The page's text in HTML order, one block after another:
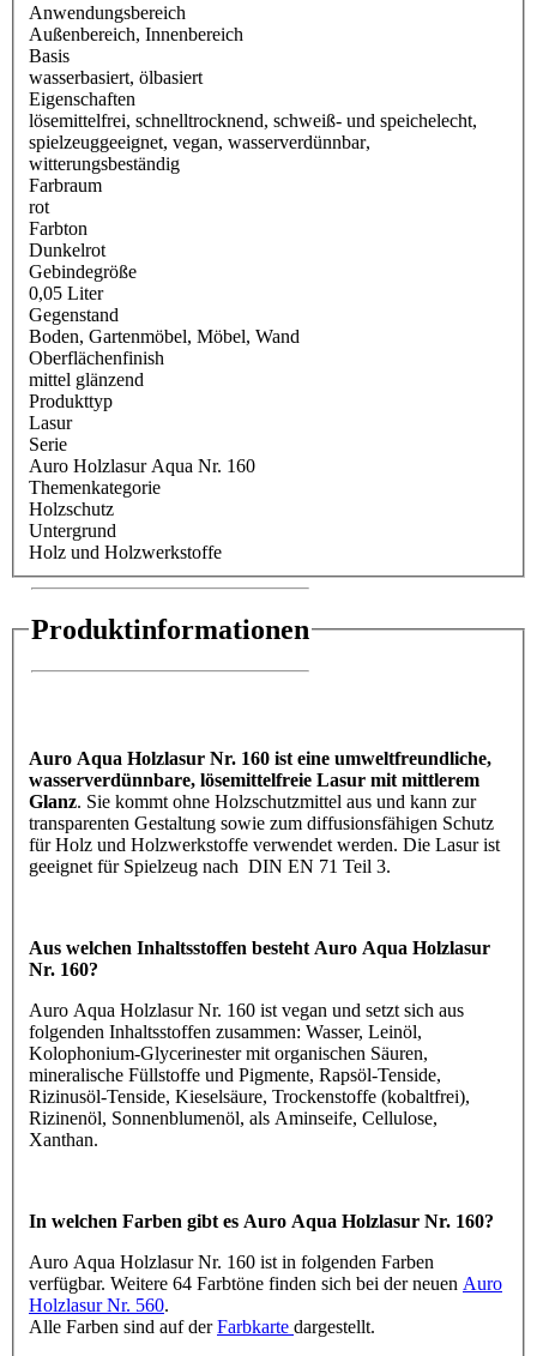
Anwendungsbereich
Außenbereich, Innenbereich
Basis
wasserbasiert, ölbasiert
Eigenschaften
lösemittelfrei, schnelltrocknend, schweiß- und speichelecht,
spielzeuggeeignet, vegan, wasserverdünnbar,
witterungsbeständig
Farbraum
rot
Farbton
Dunkelrot
Gebindegröße
0,05 Liter
Gegenstand
Boden, Gartenmöbel, Möbel, Wand
Oberflächenfinish
mittel glänzend
Produkttyp
Lasur
Serie
Auro Holzlasur Aqua Nr. 160
Themenkategorie
Holzschutz
Untergrund
Holz und Holzwerkstoffe
Produktinformationen
Auro Aqua Holzlasur Nr. 160 ist eine umweltfreundliche,
wasserverdünnbare, lösemittelfreie Lasur mit mittlerem
Glanz. Sie kommt ohne Holzschutzmittel aus und kann zur
transparenten Gestaltung sowie zum diffusionsfähigen Schutz
für Holz und Holzwerkstoffe verwendet werden. Die Lasur ist
geeignet für Spielzeug nach DIN EN 71 Teil 3.
Aus welchen Inhaltsstoffen besteht Auro Aqua Holzlasur
Nr. 160?
Auro Aqua Holzlasur Nr. 160 ist vegan und setzt sich aus
folgenden Inhaltsstoffen zusammen: Wasser, Leinöl,
Kolophonium-Glycerinester mit organischen Säuren,
mineralische Füllstoffe und Pigmente, Rapsöl-Tenside,
Rizinusöl-Tenside, Kieselsäure, Trockenstoffe (kobaltfrei),
Rizinenöl, Sonnenblumenöl, als Aminseife, Cellulose,
Xanthan.
In welchen Farben gibt es Auro Aqua Holzlasur Nr. 160?
Auro Aqua Holzlasur Nr. 160 ist in folgenden Farben
verfügbar. Weitere 64 Farbtöne finden sich bei der neuen Auro
Holzlasur Nr. 560.
Alle Farben sind auf derFarbkarte dargestellt.